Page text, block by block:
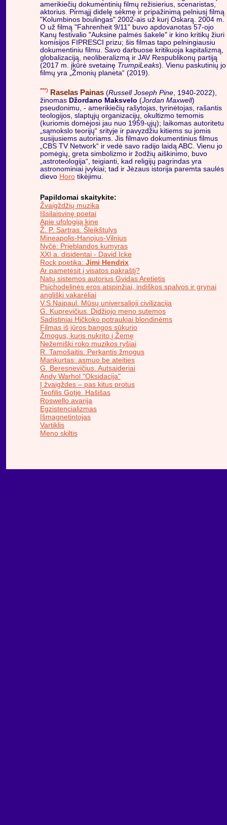
amerikiečių dokumentinių filmų režisierius, scenaristas,
aktorius. Pirmąjį didelę sėkmę ir pripažinimą pelniusį filmą
"Kolumbinos boulingas" 2002-ais už kurį Oskarą. 2004 m.
O už filmą "Fahrenheit 9/11" buvo apdovanotas 57-ojo
Kanų festivalio "Auksine palmės šakele" ir kino kritikų žiuri
komisijos FIPRESCI prizu; šis filmas tapo pelningiausiu
dokumentiniu filmu. Savo darbuose kritikuoja kapitalizmą,
globalizaciją, neoliberalizmą ir JAV Respublikonų partiją
(2017 m. įkūrė svetainę TrumpiLeaks). Vienu paskutinių jo
filmų yra „Žmonių planeta“ (2019).
***) Raselas Painas (Russell Joseph Pine , 1940-2022),
žinomas Džordano Maksvelo (Jordan Maxwell)
pseudonimu, - amerikiečių rašytojas, tyrinėtojas, rašantis
teologijos, slaptųjų organizacijų, okultizmo temomis
(kuriomis domėjosi jau nuo 1959-ųjų); laikomas autoritetu
„sąmokslo teorijų“ srityje ir pavyzdžiu kitiems su jomis
susijusiems autoriams. Jis filmavo dokumentinius filmus
„CBS TV Network“ ir vedė savo radijo laidą ABC. Vienu jo
pomėgių, greta simbolizmo ir žodžių aiškinimo, buvo
„astroteologija“, teigianti, kad religijų pagrindas yra
astronominiai įvykiai; tad ir Jėzaus istorija paremta saulės
dievo Horo tikėjimu.
Papildomai skaitykite:
Žvaigždžių muzika
Išsilaisvinę poetai
Apie ufologiją kine
Ž. P. Sartras. Šleikštulys
Mineapolis-Hanojus-Vilnius
Nyčė: Prieblandos kumyras
XXI a. disidentai - David Icke
Rock poetika: Jimi Hendrix
Ar pametėsit į visatos pakraštį?
Natų sistemos autorius Gvidas Aretietis
Psichodelinės eros atspinžiai, indiškos spalvos ir grynai
angliški vakarėliai
V.S.Naipaul. Mūsų universalioji civilizacija
G. Kuprevičius. Didžiojo meno sutemos
Sadistiniai Hičkoko potraukiai blondinėms
Filmas iš jūros bangos sūkurio
Žmogus, kuris nukrito į Žemę
Nežemiški roko muzikos ryšiai
R. Tamošaitis. Perkantis žmogus
Mankurtas: asmuo be ateities
G. Beresnevičius. Autsaideriai
Andy Warhol "Oksidacija"
Į žvaigždes – pas kitus protus
Teofilis Gotjė. Hašišas
Roswello avarija
Egzistencializmas
Išmagnetintojas
Vartiklis
Meno skiltis